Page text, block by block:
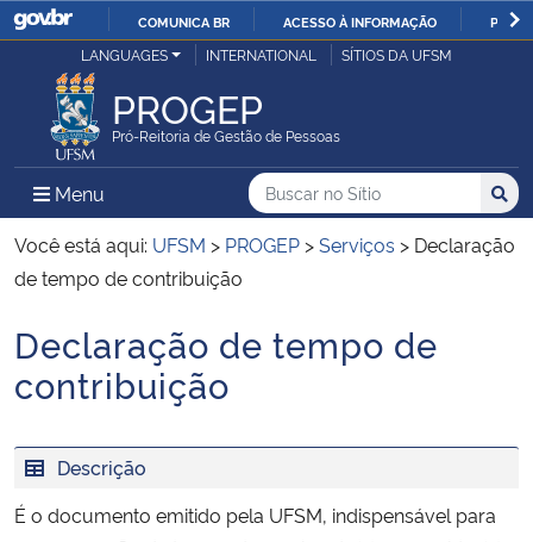
IR
COMUNICA BR ACESSO À INFORMAÇÃO
Ministério da Justiça e Segurança Pública
Ministério da Defesa
Ministério das Relações Exteriores
Ministério da Infraestrutura
LANGUAGES INTERNATIONAL SÍTIOS DA UFSM
PROGEP
Pró-Reitoria de Gestão de Pessoas
Menu Menu Principal do Sítio
Busca
Buscar no no Sítio
Busca:
Você está aqui: UFSM > PROGEP >Serviços > Declaração
de tempo de contribuição
Início do conteúdo
Declaração de tempo de
contribuição
Descrição
É o documento emitido pela UFSM, indispensável para